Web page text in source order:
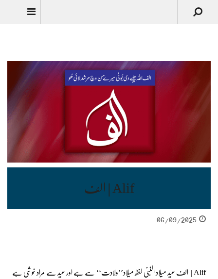
Alif | الف
06/09/2025
Alif | الف عید میلاد النبیؐ لفظ میلاد’’ولادت‘‘ سے ہے اور عید سے مراد خوشی ہے